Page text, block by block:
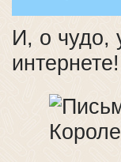
И, о чудо,
интернете!